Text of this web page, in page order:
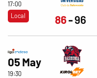
17:00
Local
86 96
05 May
19:30